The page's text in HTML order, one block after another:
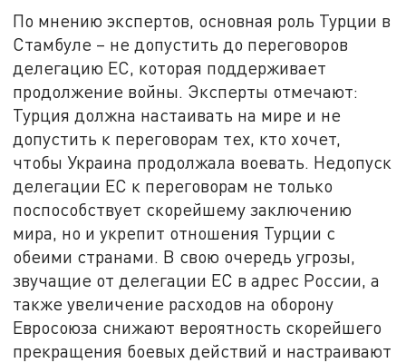
По мнению экспертов, основная роль Турции в
Стамбуле – не допустить до переговоров
делегацию ЕС, которая поддерживает
продолжение войны. Эксперты отмечают:
Турция должна настаивать на мире и не
допустить к переговорам тех, кто хочет,
чтобы Украина продолжала воевать. Недопуск
делегации ЕС к переговорам не только
поспособствует скорейшему заключению
мира, но и укрепит отношения Турции с
обеими странами. В свою очередь угрозы,
звучащие от делегации ЕС в адрес России, а
также увеличение расходов на оборону
Евросоюза снижают вероятность скорейшего
прекращения боевых действий и настраивают